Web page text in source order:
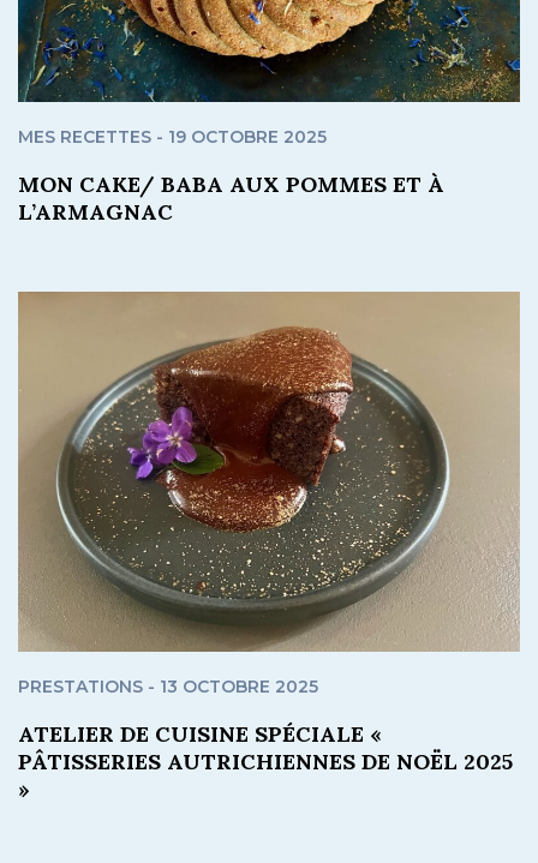
MES RECETTES - 19 OCTOBRE 2025
MON CAKE/ BABA AUX POMMES ET À
L’ARMAGNAC
PRESTATIONS - 13 OCTOBRE 2025
ATELIER DE CUISINE SPÉCIALE «
PÂTISSERIES AUTRICHIENNES DE NOËL 2025
»